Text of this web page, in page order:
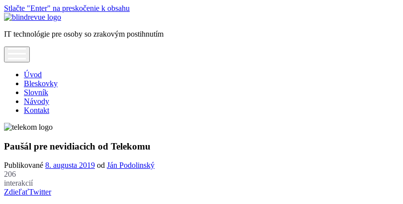
Stlačte "Enter" na preskočenie k obsahu
Blindrevue
IT technológie pre osoby so zrakovým postihnutím
Úvod
Bleskovky
Slovník
Návody
Kontakt
Paušál pre nevidiacich od Telekomu
Publikované 8. augusta 2019 od Ján Podolinský
206
interakcií
ZdieľaťTwitter